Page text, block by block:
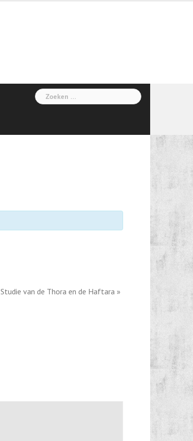
Zoeken
naar:
Studie van de Thora en de Haftara »